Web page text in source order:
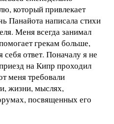
который привлекает
Панайота написала стихи
Меня всегда занимал
грекам больше,
ответ. Поначалу я не
на Кипр проходил
меня требовали
жизни, мыслях,
посвященных его